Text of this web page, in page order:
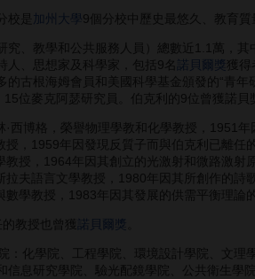
校是 加州大學9個分校中歷史最悠久、教育
、教學和公共服務人員）總數近1.1萬，其
人、思想家及科學家，包括9名
諾貝爾獎 獲
的古根海姆會員和美國科學基金頒發的“青
位麥克阿瑟研究員。伯克利的9位曾獲諾貝
·西博格，榮譽物理學教和化學教授，1951
授，1959年因發現反質子而與伯克利已離任
教授，1964年因其創立的光激射和微路激射
拉夫語言文學教授，1980年因其所創作的詩
數學教授，1983年因其發展的供需平衡理論
教授也曾獲 諾貝爾獎
化學院、工程學院、環境設計學院、文理
信息研究學院、驗光配鏡學院、公共衛生